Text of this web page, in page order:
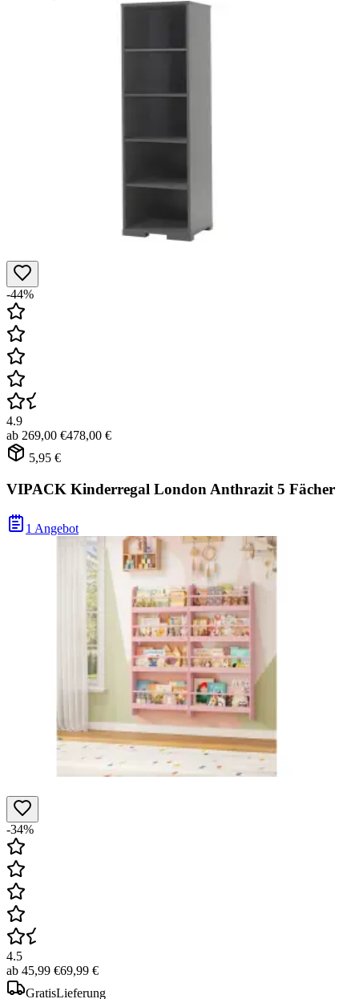
-44%
4.9
ab 269,00 €478,00 €
5,95 €
VIPACK Kinderregal London Anthrazit 5 Fächer
1 Angebot
-34%
4.5
ab 45,99 €69,99 €
GratisLieferung